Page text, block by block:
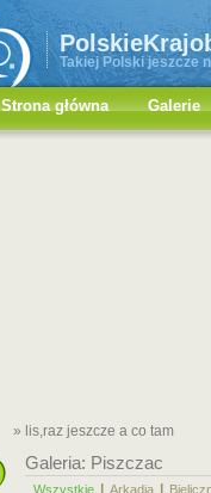
Takiej Polski jeszcze
Strona główna Galerie
» lis,raz jeszcze a co tam
Galeria: Piszczac
Wszystkie Arkadia